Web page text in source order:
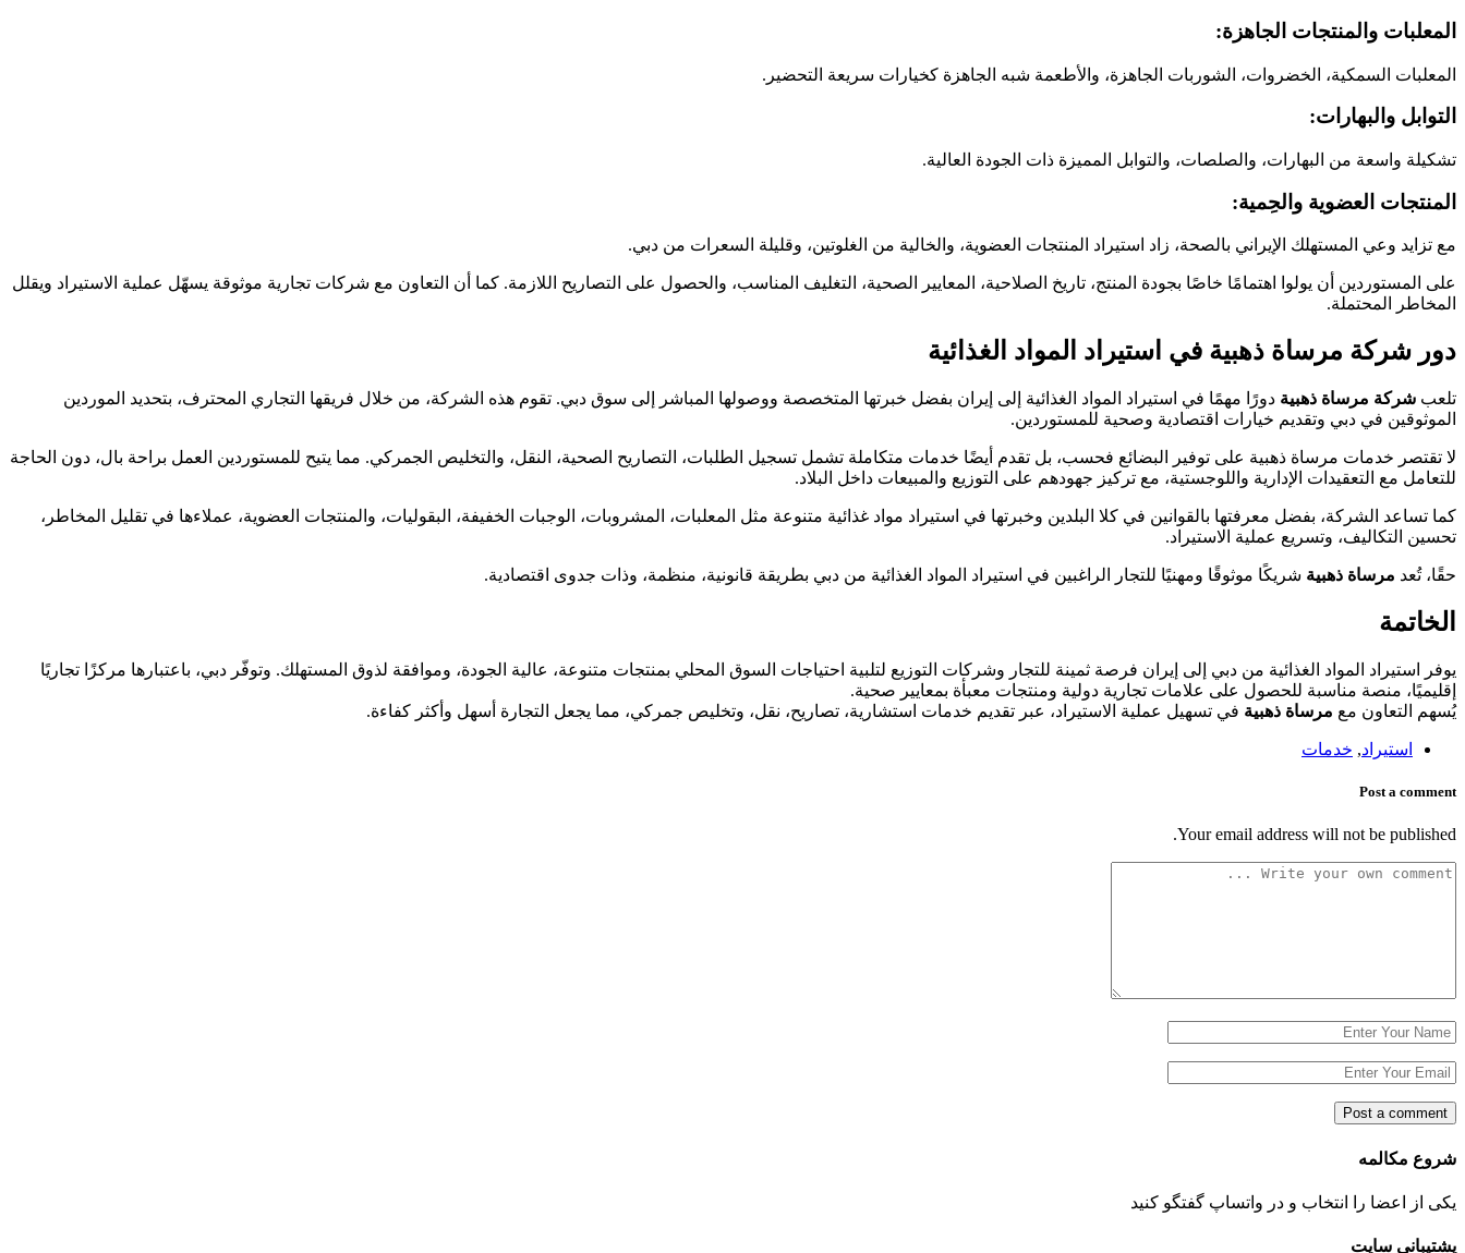
المعلبات والمنتجات الجاهزة:
المعلبات السمكية، الخضروات، الشوربات الجاهزة، والأطعمة شبه الجاهزة كخيارات سريعة التحضير.
التوابل والبهارات:
تشكيلة واسعة من البهارات، والصلصات، والتوابل المميزة ذات الجودة العالية.
المنتجات العضوية والحِمية:
مع تزايد وعي المستهلك الإيراني بالصحة، زاد استيراد المنتجات العضوية، والخالية من الغلوتين، وقليلة السعرات من دبي.
على المستوردين أن يولوا اهتمامًا خاصًا بجودة المنتج، تاريخ الصلاحية، المعايير الصحية، التغليف المناسب، والحصول على التصاريح اللازمة. كما أن التعاون مع شركات تجارية موثوقة يسهّل عملية الاستيراد ويقلل
المخاطر المحتملة.
دور شركة مرساة ذهبية في استيراد المواد الغذائية
تلعب شركة مرساة ذهبية دورًا مهمًا في استيراد المواد الغذائية إلى إيران بفضل خبرتها المتخصصة ووصولها المباشر إلى سوق دبي. تقوم هذه الشركة، من خلال فريقها التجاري المحترف، بتحديد الموردين
الموثوقين في دبي وتقديم خيارات اقتصادية وصحية للمستوردين.
لا تقتصر خدمات مرساة ذهبية على توفير البضائع فحسب، بل تقدم أيضًا خدمات متكاملة تشمل تسجيل الطلبات، التصاريح الصحية، النقل، والتخليص الجمركي. مما يتيح للمستوردين العمل براحة بال، دون الحاجة
للتعامل مع التعقيدات الإدارية واللوجستية، مع تركيز جهودهم على التوزيع والمبيعات داخل البلاد.
كما تساعد الشركة، بفضل معرفتها بالقوانين في كلا البلدين وخبرتها في استيراد مواد غذائية متنوعة مثل المعلبات، المشروبات، الوجبات الخفيفة، البقوليات، والمنتجات العضوية، عملاءها في تقليل المخاطر،
تحسين التكاليف، وتسريع عملية الاستيراد.
حقًا، تُعد مرساة ذهبية شريكًا موثوقًا ومهنيًا للتجار الراغبين في استيراد المواد الغذائية من دبي بطريقة قانونية، منظمة، وذات جدوى اقتصادية.
الخاتمة
يوفر استيراد المواد الغذائية من دبي إلى إيران فرصة ثمينة للتجار وشركات التوزيع لتلبية احتياجات السوق المحلي بمنتجات متنوعة، عالية الجودة، وموافقة لذوق المستهلك. وتوفّر دبي، باعتبارها مركزًا تجاريًا
إقليميًا، منصة مناسبة للحصول على علامات تجارية دولية ومنتجات معبأة بمعايير صحية.
يُسهم التعاون مع مرساة ذهبية في تسهيل عملية الاستيراد، عبر تقديم خدمات استشارية، تصاريح، نقل، وتخليص جمركي، مما يجعل التجارة أسهل وأكثر كفاءة.
استيراد, خدمات
Post a comment
Your email address will not be published.
شروع مکالمه
یکی از اعضا را انتخاب و در واتساپ گفتگو کنید
پشتیبانی سایت